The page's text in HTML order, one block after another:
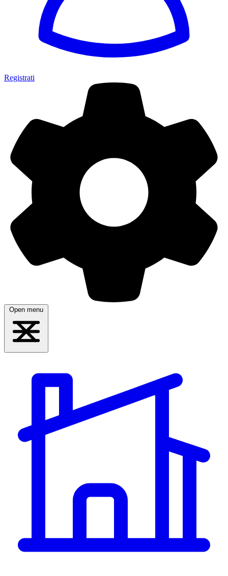
Registrati
Open menu